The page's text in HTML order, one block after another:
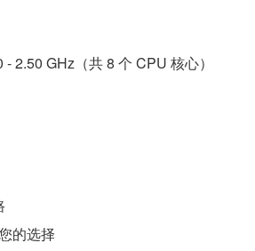
2.50 GHz（共 8 个 CPU 核心）
的选择